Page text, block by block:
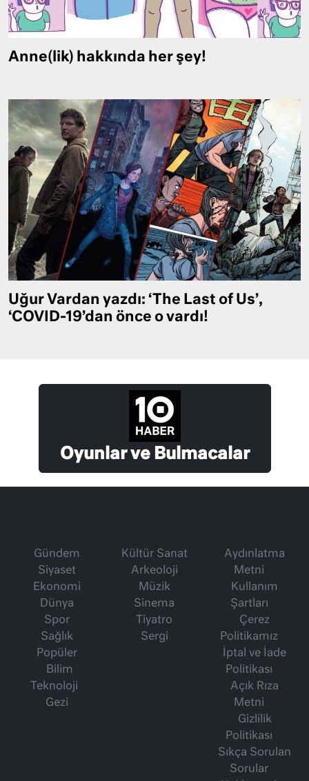
Anne(lik) hakkında her şey!
Uğur Vardan yazdı: ‘The Last of Us’,
‘COVID-19’dan önce o vardı!
Oyunlar ve Bulmacalar
Gündem
Siyaset
Ekonomi
Dünya
Spor
Sağlık
Popüler
Bilim
Teknoloji
Gezi
Kültür Sanat
Arkeoloji
Müzik
Sinema
Tiyatro
Sergi
Aydınlatma
Metni
Kullanım
Şartları
Çerez
Politikamız
İptal ve İade
Politikası
Açık Rıza
Metni
Gizlilik
Politikası
Sıkça Sorulan
Sorular